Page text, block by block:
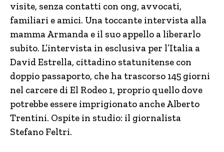
visite, senza contatti con ong, avvocati,
familiari e amici. Una toccante intervista alla
mamma Armanda e il suo appello a liberarlo
subito. L’intervista in esclusiva per l’Italia a
David Estrella, cittadino statunitense con
doppio passaporto, che ha trascorso 145 giorni
nel carcere di El Rodeo 1, proprio quello dove
potrebbe essere imprigionato anche Alberto
Trentini. Ospite in studio: il giornalista
Stefano Feltri.